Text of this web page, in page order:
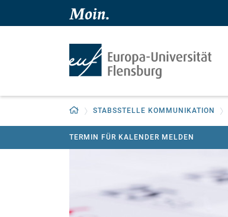
Zum Hauptinhalt springen
Zur Navigation springen
Zurück zur Startseite
STABSSTELLE KOMMUNIKATION
TERMIN FÜR KALENDER MELDEN